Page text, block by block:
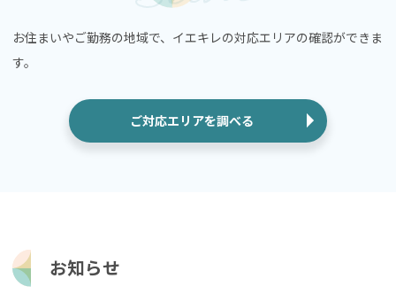
お住まいやご勤務の地域で、イエキレの対応エリアの確認ができま
す。
ご対応エリアを調べる
お知らせ